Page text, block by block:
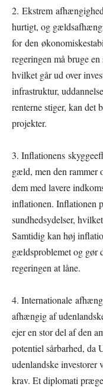
2. Ekstrem
hurtigt, og
for den
regeringen må bruge
hvilket går ud over
infrastruktur,
renterne stiger, kan det
projekter.
3. Inflationens
gæld, men den rammer
dem med lavere
inflationen. Inflationen
sundhedsydelser,
Samtidig kan høj
gældsproblemet og gør
regeringen at låne.
4. Internationale
afhængig af
ejer en stor del af den
potentiel sårbarhed, da
udenlandske
krav. Et diplomati